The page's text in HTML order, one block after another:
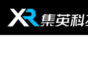
content